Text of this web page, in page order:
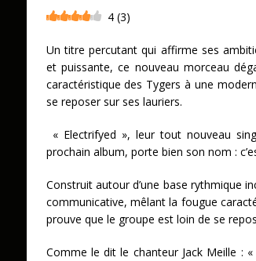
4 (3)
Un titre percutant qui affirme ses
et puissante, ce nouveau morceau
caractéristique des Tygers à une
se reposer sur ses lauriers.
« Electrifyed », leur tout nouveau
prochain album, porte bien son nom :
Construit autour d’une base rythmique
communicative, mêlant la fougue
prouve que le groupe est loin de se
Comme le dit le chanteur Jack Meille :